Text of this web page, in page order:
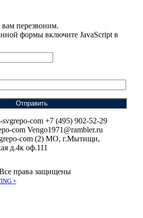
перезвоним.
формы включите JavaScript в
Отправить
+7 (495) 902-52-29
Vengo1971@rambler.ru
МО, г.Мытищи,
д.4к оф.111
права защищены
+